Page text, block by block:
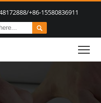
+86-15580836911
